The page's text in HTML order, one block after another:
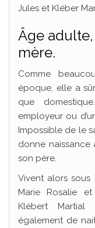
Jules et Kléber
Âge
mère.
Comme
époque, elle a
que
employeur ou
Impossible de le
donne naissance
son père.
Vivent alors sous
Marie Rosalie
Klébert
également de